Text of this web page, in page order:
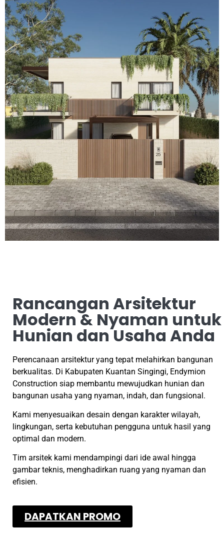
Rancangan Arsitektur
Modern & Nyaman untuk
Hunian dan Usaha Anda
Perencanaan arsitektur yang tepat melahirkan bangunan
berkualitas. Di Kabupaten Kuantan Singingi, Endymion
Construction siap membantu mewujudkan hunian dan
bangunan usaha yang nyaman, indah, dan fungsional.
Kami menyesuaikan desain dengan karakter wilayah,
lingkungan, serta kebutuhan pengguna untuk hasil yang
optimal dan modern.
Tim arsitek kami mendampingi dari ide awal hingga
gambar teknis, menghadirkan ruang yang nyaman dan
efisien.
DAPATKAN PROMO